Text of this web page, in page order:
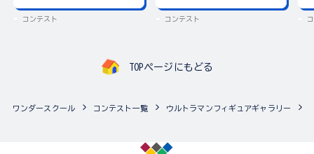
コンテスト コンテスト
TOPページにもどる
ワンダースクール コンテスト一覧 ウルトラマンフィギュアギャラリー